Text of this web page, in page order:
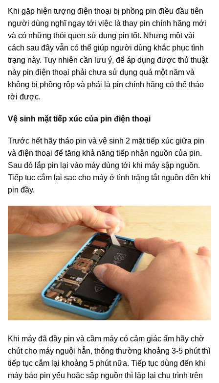
Khi gặp hiện tượng điện thoại bị phồng pin điều đầu tiên
người dùng nghĩ ngay tới việc là thay pin chính hãng mới
và có những thói quen sử dụng pin tốt. Nhưng một vài
cách sau đây vẫn có thể giúp người dùng khắc phục tình
trạng này. Tuy nhiên cần lưu ý, để áp dụng được thủ thuật
này pin điện thoại phải chưa sử dụng quá một năm và
không bị phồng rộp và phải là pin chính hãng có thể tháo
rời được.
Vệ sinh mặt tiếp xúc của pin điện thoại
Trước hết hãy tháo pin và vệ sinh 2 mặt tiếp xúc giữa pin
và điện thoại để tăng khả năng tiếp nhận nguồn của pin.
Sau đó lắp pin lại vào máy dùng tới khi máy sập nguồn.
Tiếp tục cắm lại sạc cho máy ở tình trặng tắt nguồn đến khi
pin đầy.
Khi máy đã đầy pin và cầm máy có cảm giác ấm hãy chờ
chút cho máy nguội hẳn, thông thường khoảng 3-5 phút thì
tiếp tục cắm lại khoảng 5 phút nữa. Tiếp tục dùng đến khi
máy báo pin yếu hoặc sập nguồn thì lặp lại chu trình trên